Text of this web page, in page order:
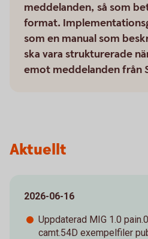
meddelanden, så som
format.
som en manual som
ska vara strukturerade
emot meddelanden från
Aktuellt
2026-06-16
Uppdaterad MIG 1.0
camt.54D exempelfiler